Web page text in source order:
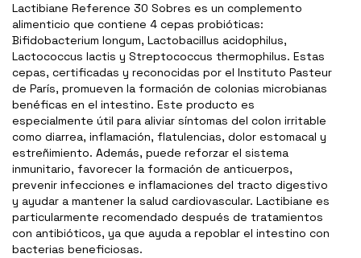
Lactibiane Reference 30 Sobres es un complemento
alimenticio que contiene 4 cepas probióticas:
Bifidobacterium longum, Lactobacillus acidophilus,
Lactococcus lactis y Streptococcus thermophilus. Estas
cepas, certificadas y reconocidas por el Instituto Pasteur
de París, promueven la formación de colonias microbianas
benéficas en el intestino. Este producto es
especialmente útil para aliviar síntomas del colon irritable
como diarrea, inflamación, flatulencias, dolor estomacal y
estreñimiento. Además, puede reforzar el sistema
inmunitario, favorecer la formación de anticuerpos,
prevenir infecciones e inflamaciones del tracto digestivo
y ayudar a mantener la salud cardiovascular. Lactibiane es
particularmente recomendado después de tratamientos
con antibióticos, ya que ayuda a repoblar el intestino con
bacterias beneficiosas.